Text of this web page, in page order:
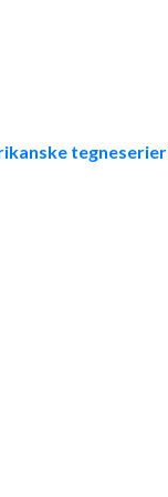
tegneserier